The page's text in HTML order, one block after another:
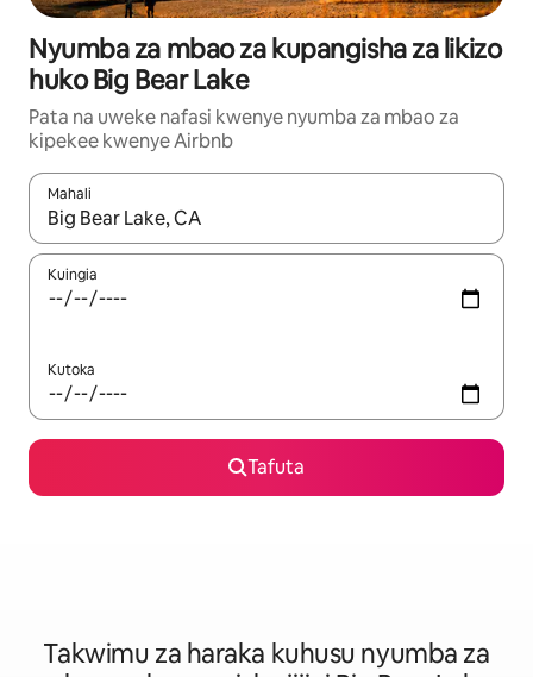
Nyumba za mbao za kupangisha za likizo
huko Big Bear Lake
Pata na uweke nafasi kwenye nyumba za mbao za
kipekee kwenye Airbnb
Mahali
Wakati matokeo yanapatikana, vinjari kwa kutumia vitufe vya
Kuingia
Kutoka
Tafuta
Takwimu za haraka kuhusu nyumba za